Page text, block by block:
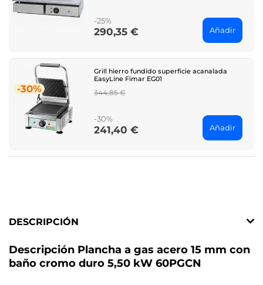
-25%
Price
290,35 € Añadir
-30%
Grill hierro fundido superficie acanalada
EasyLine Fimar EG01
Regular
344,85 €
-30%
Price
241,40 € Añadir
DESCRIPCIÓN
Descripción Plancha a gas acero 15 mm con
baño cromo duro 5,50 kW 60PGCN